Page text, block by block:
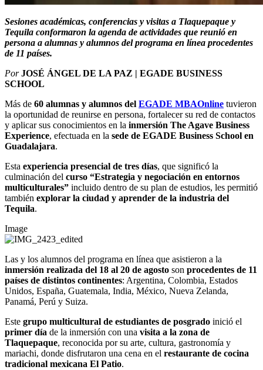
Sesiones académicas, conferencias y visitas a Tlaquepaque y
Tequila conformaron la agenda de actividades que reunió en
persona a alumnas y alumnos del programa en línea procedentes
de 11 países.
Por JOSÉ ÁNGEL DE LA PAZ | EGADE BUSINESS
SCHOOL
Más de 60 alumnas y alumnos del EGADE MBAOnline tuvieron
la oportunidad de reunirse en persona, fortalecer su red de contactos
y aplicar sus conocimientos en la inmersión The Agave Business
Experience, efectuada en la sede de EGADE Business School en
Guadalajara.
Esta experiencia presencial de tres días, que significó la
culminación del curso “Estrategia y negociación en entornos
multiculturales” incluido dentro de su plan de estudios, les permitió
también explorar la ciudad y aprender de la industria del
Tequila.
Image
Las y los alumnos del programa en línea que asistieron a la
inmersión realizada del 18 al 20 de agosto son procedentes de 11
países de distintos continentes: Argentina, Colombia, Estados
Unidos, España, Guatemala, India, México, Nueva Zelanda,
Panamá, Perú y Suiza.
Este grupo multicultural de estudiantes de posgrado inició el
primer día de la inmersión con una visita a la zona de
Tlaquepaque, reconocida por su arte, cultura, gastronomía y
mariachi, donde disfrutaron una cena en el restaurante de cocina
tradicional mexicana El Patio.